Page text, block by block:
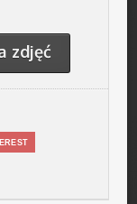
zdjęć